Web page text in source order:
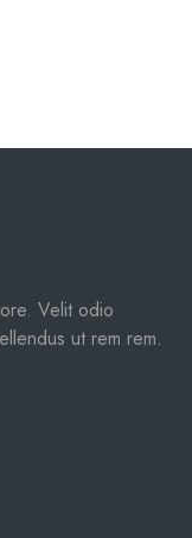
Velit odio
ut rem rem.